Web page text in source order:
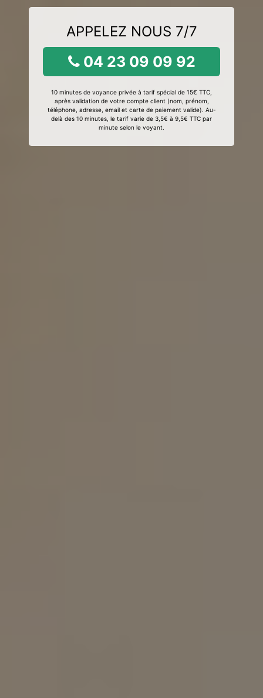
APPELEZ NOUS 7/7
04 23 09 09 92
10 minutes de voyance privée à tarif spécial de 15€ TTC,
après validation de votre compte client (nom, prénom,
téléphone, adresse, email et carte de paiement valide). Au-
delà des 10 minutes, le tarif varie de 3,5€ à 9,5€ TTC par
minute selon le voyant.